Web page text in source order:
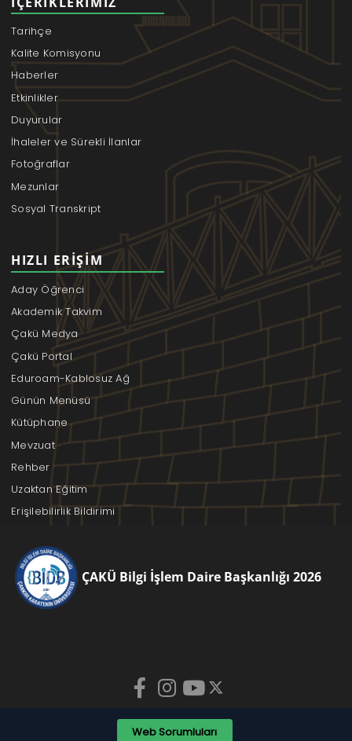
Tarihçe
Kalite Komisyonu
Haberler
Etkinlikler
Duyurular
İhaleler ve Sürekli İlanlar
Fotoğraflar
Mezunlar
Sosyal Transkript
HIZLI ERIŞIM
Aday Öğrenci
Akademik Takvim
Çakü Medya
Çakü Portal
Eduroam-Kablosuz Ağ
Günün Menüsü
Kütüphane
Mevzuat
Rehber
Uzaktan Eğitim
Erişilebilirlik Bildirimi
ÇAKÜ Bilgi İşlem Daire Başkanlığı 2026
Web Sorumluları